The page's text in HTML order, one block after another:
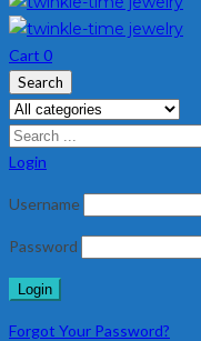
Cart 0
Search
Login
Username
Password
Forgot Your Password?